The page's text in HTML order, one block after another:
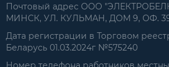
Почтовый адрес ООО
МИНСК, УЛ. КУЛЬМАН, ДОМ 9, ОФ.
Дата регистрации в Торговом
Беларусь 01.03.2024г №575240